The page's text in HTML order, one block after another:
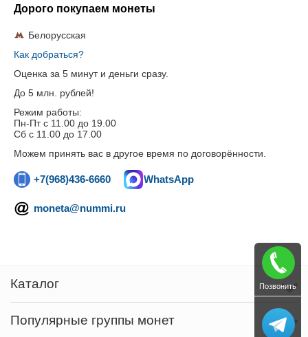
Дорого покупаем монеты
Белорусская
Как добраться?
Оценка за 5 минут и деньги сразу.
До 5 млн. рублей!
Режим работы:
Пн-Пт c 11.00 до 19.00
Сб с 11.00 до 17.00
Можем принять вас в другое время по договорённости.
+7(968)436-6660 WhatsApp
moneta@nummi.ru
Каталог
Популярные группы монет
Позвонить